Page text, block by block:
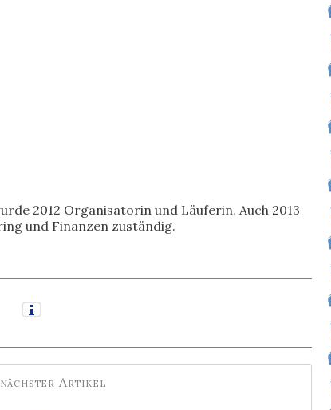
2012 Organisatorin und Läuferin. Auch 2013
und Finanzen zuständig.